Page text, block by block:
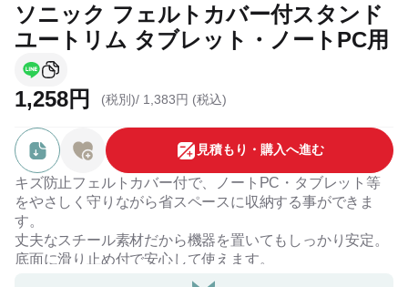
ソニック フェルトカバー付スタンド
ユートリム タブレット・ノートPC用
1,258円 (税別)/ 1,383円 (税込)
キズ防止フェルトカバー付で、ノートPC・タブレット等
をやさしく守りながら省スペースに収納する事ができま
す。
丈夫なスチール素材だから機器を置いてもしっかり安定。
底面に滑り止め付で安心して使えます。
一つのデスクで作業を切り替る時でもサッと片付け、ノー
⾒積もり・購⼊へ進む